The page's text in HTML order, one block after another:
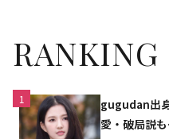
RANKING
1
gugudan出
愛・破局説